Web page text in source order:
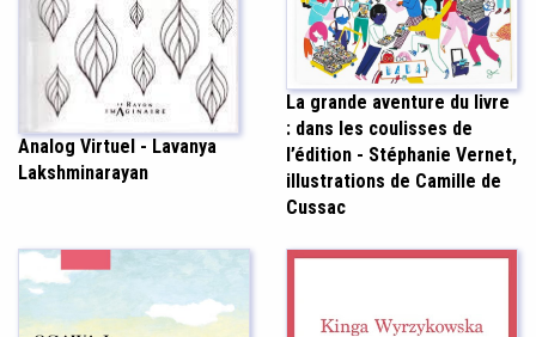
Analog Virtuel - Lavanya
Lakshminarayan
La grande aventure du livre
: dans les coulisses de
l’édition - Stéphanie Vernet,
illustrations de Camille de
Cussac